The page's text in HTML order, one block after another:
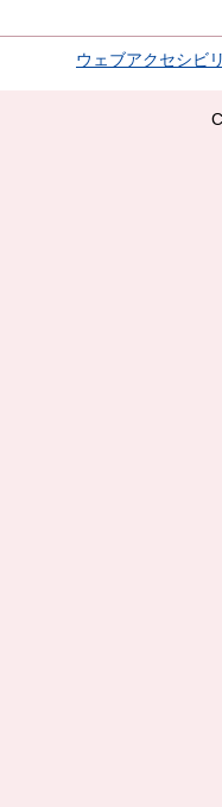
ウェブアクセシビ